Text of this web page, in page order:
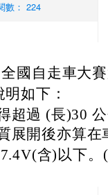
數： 224
國自走車大
如下：
超過 (長)30
展開後亦算
含)以下